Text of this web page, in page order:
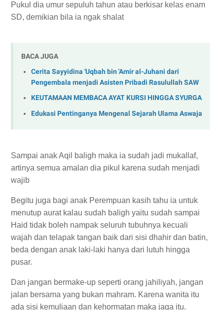
Pukul dia umur sepuluh tahun atau berkisar kelas enam
SD, demikian bila ia ngak shalat
BACA JUGA
Cerita Sayyidina 'Uqbah bin 'Amir al-Juhani dari
Pengembala menjadi Asisten Pribadi Rasulullah SAW
KEUTAMAAN MEMBACA AYAT KURSI HINGGA SYURGA
Edukasi Pentinganya Mengenal Sejarah Ulama Aswaja
Sampai anak Aqil baligh maka ia sudah jadi mukallaf,
artinya semua amalan dia pikul karena sudah menjadi
wajib
Begitu juga bagi anak Perempuan kasih tahu ia untuk
menutup aurat kalau sudah baligh yaitu sudah sampai
Haid tidak boleh nampak seluruh tubuhnya kecuali
wajah dan telapak tangan baik dari sisi dhahir dan batin,
beda dengan anak laki-laki hanya dari lutuh hingga
pusar.
Dan jangan bermake-up seperti orang jahiliyah, jangan
jalan bersama yang bukan mahram. Karena wanita itu
ada sisi kemuliaan dan kehormatan maka jaga itu.